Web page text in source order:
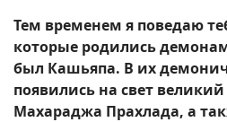
Тем временем я поведаю
которые родились
был Кашьяпа. В их
появились на свет
Махараджа Прахлада, а